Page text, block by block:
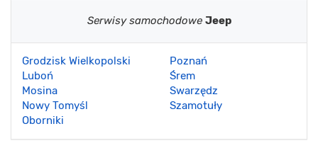
Serwisy samochodowe Jeep
Grodzisk Wielkopolski
Luboń
Mosina
Nowy Tomyśl
Oborniki
Poznań
Śrem
Swarzędz
Szamotuły